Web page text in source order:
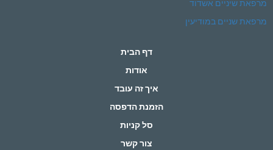
מרפאת שיניים אשדוד
מרפאת שניים במודיעין
דף הבית
אודות
איך זה עובד
הזמנת הדפסה
סל קניות
צור קשר